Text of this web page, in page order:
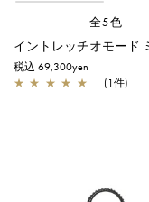
全5色
税込 69,300yen
★ ★ ★ ★ ★ (1件)